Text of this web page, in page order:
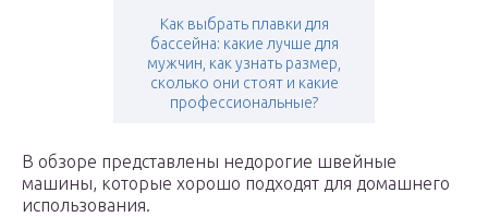
Как выбрать плавки для
бассейна: какие лучше для
мужчин, как узнать размер,
сколько они стоят и какие
профессиональные?
В обзоре представлены недорогие швейные
машины, которые хорошо подходят для домашнего
использования.